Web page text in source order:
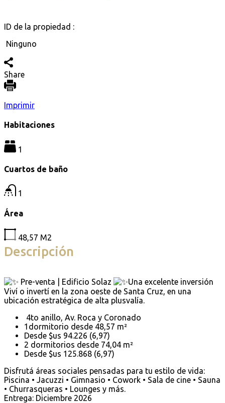
ID de la propiedad :
Ninguno
Share
Imprimir
Habitaciones
1
Cuartos de baño
1
Área
48,57 M2
Descripción
Pre-venta | Edificio Solaz
Una excelente inversión
Viví o invertí en la zona oeste de Santa Cruz, en una
ubicación estratégica de alta plusvalía.
4to anillo, Av. Roca y Coronado
1dormitorio desde 48,57 m²
Desde $us 94.226 (6,97)
2 dormitorios desde 74,04 m²
Desde $us 125.868 (6,97)
Disfrutá áreas sociales pensadas para tu estilo de vida:
Piscina • Jacuzzi • Gimnasio • Cowork • Sala de cine • Sauna
• Churrasqueras • Lounges y más.
Entrega: Diciembre 2026